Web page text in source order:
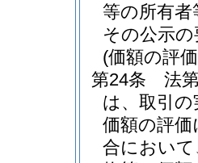
等の所有
その公示
(価額の評
第24条
法
は、取引
価額の評
合におい